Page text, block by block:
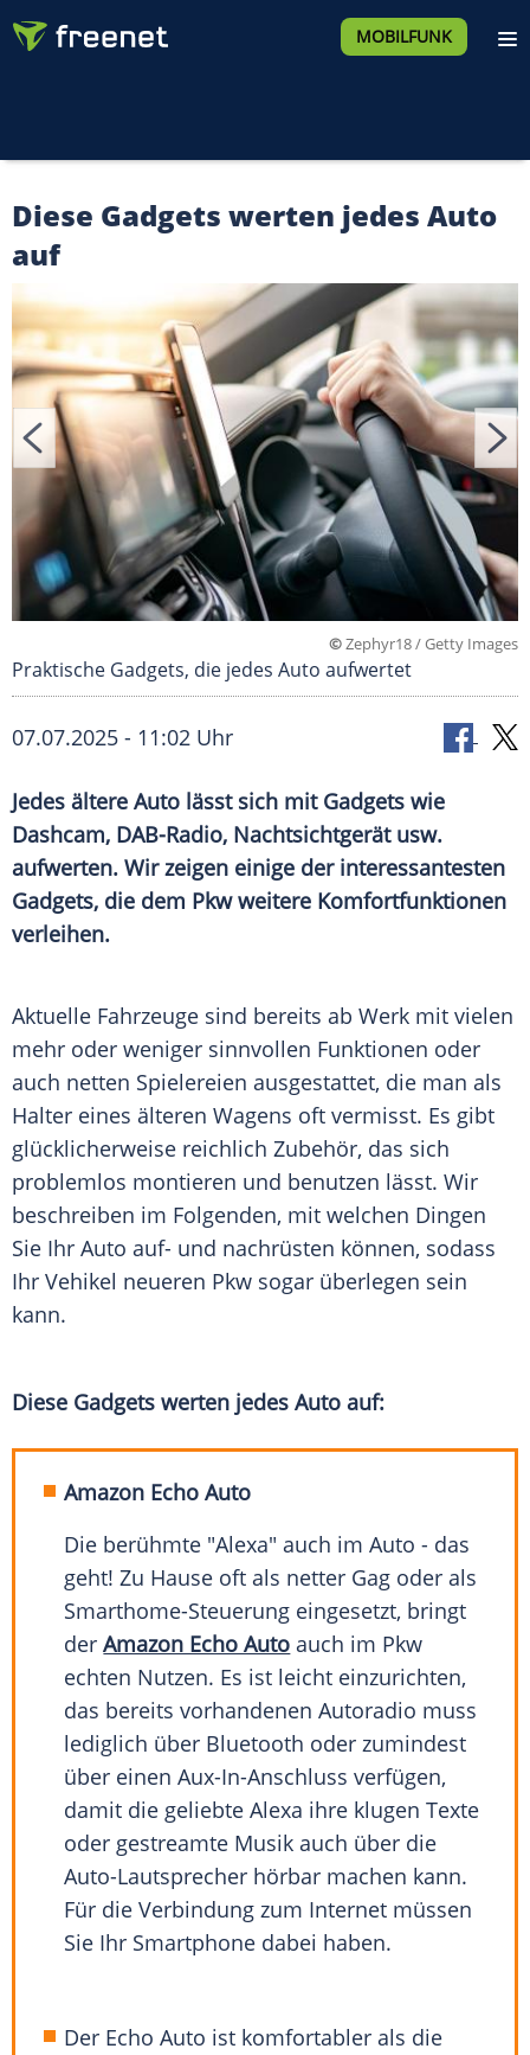
MOBILFUNK
Diese Gadgets werten jedes Auto
auf
©Zephyr18 / Getty Images
Praktische Gadgets, die jedes Auto aufwertet
07.07.2025 - 11:02 Uhr
Jedes ältere Auto lässt sich mit Gadgets wie
Dashcam, DAB-Radio, Nachtsichtgerät usw.
aufwerten. Wir zeigen einige der interessantesten
Gadgets, die dem Pkw weitere Komfortfunktionen
verleihen.
Aktuelle Fahrzeuge sind bereits ab Werk mit vielen
mehr oder weniger sinnvollen Funktionen oder
auch netten Spielereien ausgestattet, die man als
Halter eines älteren Wagens oft vermisst. Es gibt
glücklicherweise reichlich Zubehör, das sich
problemlos montieren und benutzen lässt. Wir
beschreiben im Folgenden, mit welchen Dingen
Sie Ihr Auto auf- und nachrüsten können, sodass
Ihr Vehikel neueren Pkw sogar überlegen sein
kann.
Diese Gadgets werten jedes Auto auf:
Amazon Echo Auto
Die berühmte "Alexa" auch im Auto - das
geht! Zu Hause oft als netter Gag oder als
Smarthome-Steuerung eingesetzt, bringt
derAmazon Echo Auto auch im Pkw
echten Nutzen. Es ist leicht einzurichten,
das bereits vorhandenen Autoradio muss
lediglich über Bluetooth oder zumindest
über einen Aux-In-Anschluss verfügen,
damit die geliebte Alexa ihre klugen Texte
oder gestreamte Musik auch über die
Auto-Lautsprecher hörbar machen kann.
Für die Verbindung zum Internet müssen
Sie Ihr Smartphone dabei haben.
Der Echo Auto ist komfortabler als die